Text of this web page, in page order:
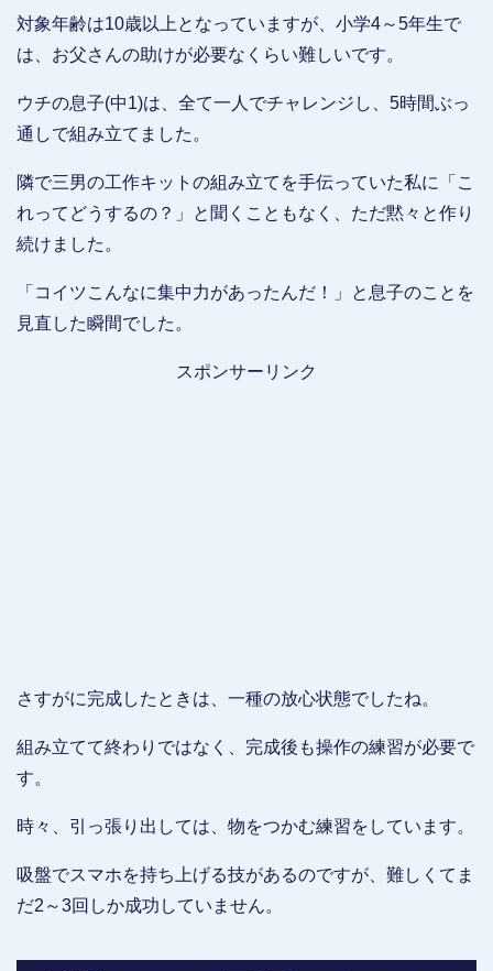
対象年齢は10歳以上となっていますが、小学4～5年生で
は、お父さんの助けが必要なくらい難しいです。
ウチの息子(中1)は、全て一人でチャレンジし、5時間ぶっ
通しで組み立てました。
隣で三男の工作キットの組み立てを手伝っていた私に「こ
れってどうするの？」と聞くこともなく、ただ黙々と作り
続けました。
「コイツこんなに集中力があったんだ！」と息子のことを
見直した瞬間でした。
スポンサーリンク
さすがに完成したときは、一種の放心状態でしたね。
組み立てて終わりではなく、完成後も操作の練習が必要で
す。
時々、引っ張り出しては、物をつかむ練習をしています。
吸盤でスマホを持ち上げる技があるのですが、難しくてま
だ2～3回しか成功していません。